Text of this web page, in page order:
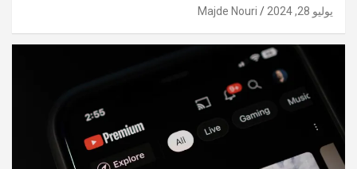
يوليو 28, 2024 Majde Nouri